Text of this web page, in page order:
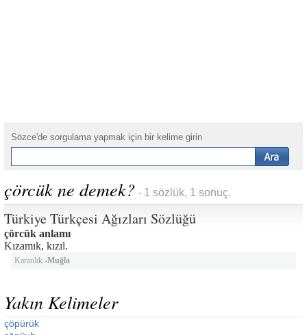
Sözce'de sorgulama yapmak için bir kelime girin
çörcük ne demek? - 1 sözlük, 1 sonuç.
Türkiye Türkçesi Ağızları Sözlüğü
çörcük anlamı
Kızamık, kızıl.
Karanlık -Muğla
Yakın Kelimeler
çöpürük